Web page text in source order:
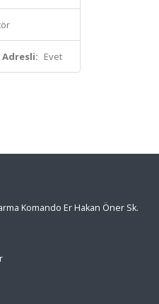
Evet
Komando Er Hakan Öner Sk.